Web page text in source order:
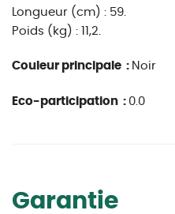
Longueur (cm) : 59.
Poids (kg) : 11,2.
Couleur principale : Noir
Eco-participation : 0.0
Garantie